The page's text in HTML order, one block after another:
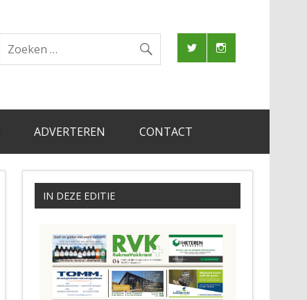
ADVERTEREN CONTACT
IN DEZE EDITIE